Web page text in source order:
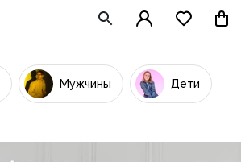
Мужчины Дети